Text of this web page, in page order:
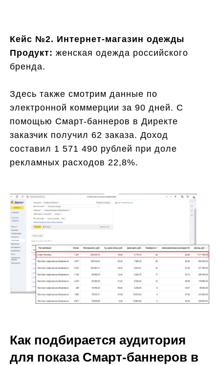
Кейс №2. Интернет-магазин одежды
Продукт: женская одежда российского
бренда.
Здесь также смотрим данные по
электронной коммерции за 90 дней. С
помощью Смарт-баннеров в Директе
заказчик получил 62 заказа. Доход
составил 1 571 490 рублей при доле
рекламных расходов 22,8%.
Как подбирается аудитория
для показа Cмарт-баннеров в